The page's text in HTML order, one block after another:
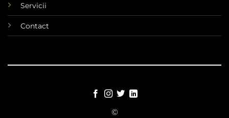
Servicii
Contact
©